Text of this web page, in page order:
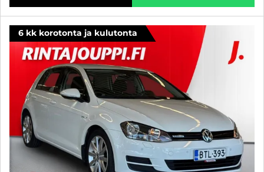
6 kk korotonta ja kulutonta